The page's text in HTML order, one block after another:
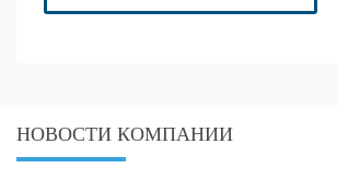
НОВОСТИ КОМПАНИИ